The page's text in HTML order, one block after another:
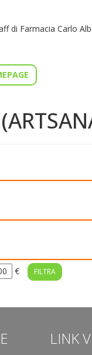
di Farmacia Carlo
€
LINK